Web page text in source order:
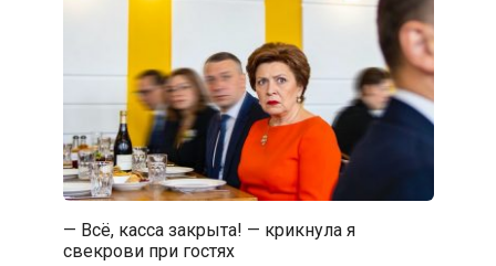
— Всё, касса закрыта! — крикнула я
свекрови при гостях